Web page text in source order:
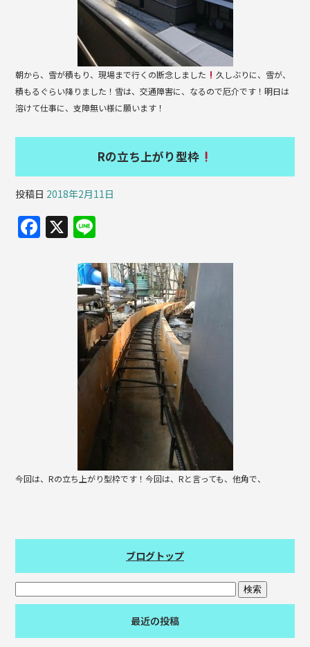
朝から、雪が積もり、現場まで行くの断念しました
久しぶりに、雪が、
積もるぐらい降りました！雪は、交通障害に、なるので厄介です！明日は
溶けて仕事に、支障無い様に願います！
Rの立ち上がり型枠
投稿日 2018年2月11日
F X
e
今回は、Rの立ち上がり型枠です！今回は、Rと言っても、他角で、
ブログトップ
最近の投稿